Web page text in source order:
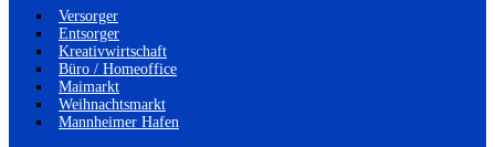
Versorger
Entsorger
Kreativwirtschaft
Büro / Homeoffice
Maimarkt
Weihnachtsmarkt
Mannheimer Hafen